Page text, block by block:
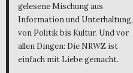
gelesene Mischung aus
Information und Unterhaltung,
von Politik bis Kultur. Und vor
allen Dingen: Die NRWZ ist
einfach mit Liebe gemacht.